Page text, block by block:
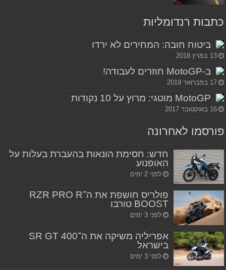
כתבות רנדומליות
ביטוח חובה: המחירים לא ירדו
13 במרץ 2018
ב-MotoGP חוזרים לעבודה!
17 בפברואר 2019
MotoGP מוטגי: מרוץ על 10 נקודות
16 באוקטובר 2017
פורסמו לאחרונה
חדש: חסימת הונאות בהעברת בעלות על
האופנוע
לפני 2 ימים
פולריס חושפת את ה־RZR PRO R
BOOST טורבו
לפני 3 ימים
אפריליה משיקה את ה־SR GT 400
בישראל
לפני 3 ימים